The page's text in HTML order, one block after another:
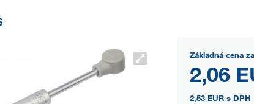
Základná cena
2,06
2,53 EUR s DPH